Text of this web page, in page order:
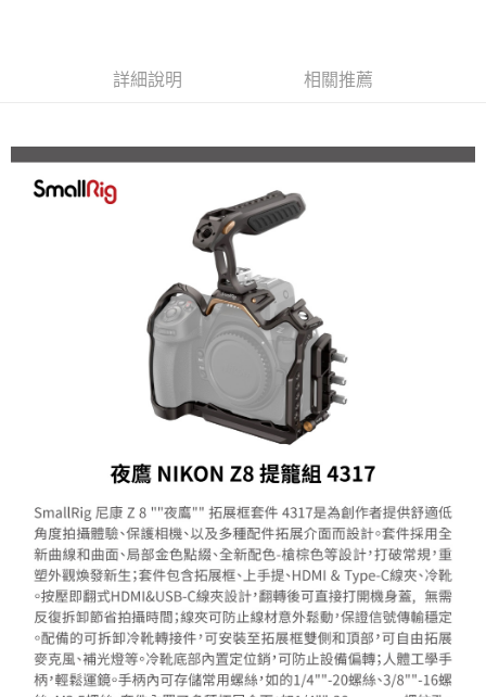
台灣樂天信用卡公司
AFTEE先享後付
相關說明
AFTEE先享後付是「在收到商品之後才付款」的支付方式。 讓您購物簡單
１．簡單：不需註冊會員、不需綁卡、不需儲值。
２．便利：只要手機號碼，簡訊認證，即可結帳。
３．安心：先確認商品／服務後，再付款。
【「AFTEE先享後付」結帳流程】
１．於結帳方式選擇「AFTEE先享後付」後，將跳轉至「AFTEE先享後付」
結帳頁面，進行簡訊認證並確認金額後，即可完成結帳。
２．訂單成立數日內，您將收到繳費通知簡訊。
３．收到繳費通知簡訊後14天內，點擊此簡訊中的連結，可透過四大超商／
※ 請注意：結帳手續完成當下不需立刻繳費，但若您需要取消訂單，請聯絡
後付繳納相關費用。
※ 交易是否成功請以「AFTEE先享後付 」之結帳頁面顯示為準，若有關於
是否繳費成功／繳費後需取消欲退款等相關疑問，請聯繫「AFTEE先享後付
客戶支援中心」https://netprotections.freshdesk.com/support/home
【注意事項】
１．透過由恩沛科技股份有限公司提供之「AFTEE先享後付」服務完成之交
易，需依本服務之必要範圍內提供個人資料，並將交易相關給付款項請求債
權轉讓予恩沛科技股份有限公司。
２．關於個人資料處理事宜，請瀏覽以下網址：
每筆NT$60，滿NT$399(含以上)免運費
每筆NT$60，滿NT$399(含以上)免運費
宅配
每筆NT$75，滿NT$399(含以上)免運費
付款後門市自取
免運費
詳細說明 相關推薦